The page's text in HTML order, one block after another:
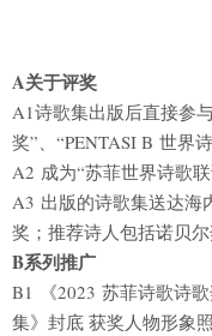
A关于评奖
A1诗歌集出版后直接参
奖”、“PENTASI B 世界
A2 成为“苏菲世界诗歌
A3 出版的诗歌集送达海
奖；推荐诗人包括诺贝
B系列推广
B1 《2023 苏菲诗歌诗
集》封底 获奖人物形象照